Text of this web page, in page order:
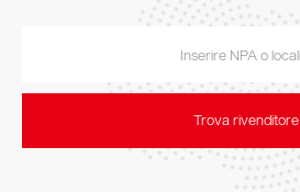
Trova rivenditore